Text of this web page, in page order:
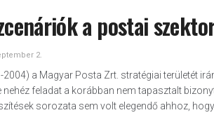
a postai
2.
2004) a Magyar Posta Zrt. stratégiai területét
nehéz feladat a korábban nem tapasztalt
sorozata sem volt elegendő ahhoz,